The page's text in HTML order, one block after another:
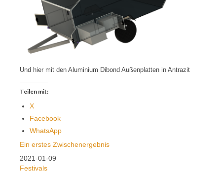
Und hier mit den Aluminium Dibond Außenplatten in Antrazit
Teilen mit:
X
Facebook
WhatsApp
Ein erstes Zwischenergebnis
Datum
2021-01-09
In Bezug auf
Festivals